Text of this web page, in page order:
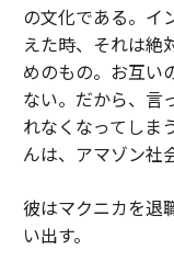
の文化である。イ
えた時、それは絶
めのもの。お互い
ない。だから、言
れなくなってしま
んは、アマゾン社
彼はマクニカを退
い出す。